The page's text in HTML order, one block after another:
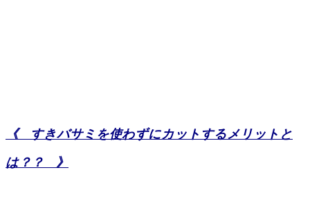
《 すきバサミを使わずにカットするメリットと
は？？ 》